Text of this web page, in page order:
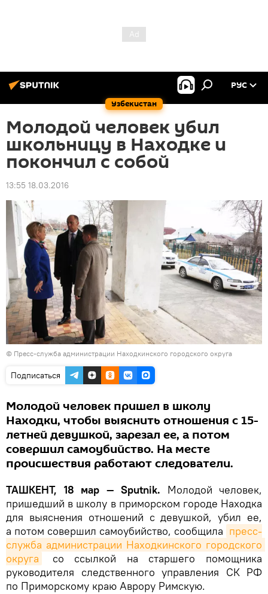
Узбекистан
РУС
Молодой человек убил
школьницу в Находке и
покончил с собой
13:55 18.03.2016
© Пресс-служба администрации Находкинского городского округа
Подписаться
Молодой человек пришел в школу
Находки, чтобы выяснить отношения с 15-
летней девушкой, зарезал ее, а потом
совершил самоубийство. На месте
происшествия работают следователи.
ТАШКЕНТ, 18 мар — Sputnik. Молодой человек,
пришедший в школу в приморском городе Находка
для выяснения отношений с девушкой, убил ее,
а потом совершил самоубийство, сообщила пресс-
служба администрации Находкинского городского
округа
со ссылкой на старшего помощника
руководителя следственного управления СК РФ
по Приморскому краю Аврору Римскую.